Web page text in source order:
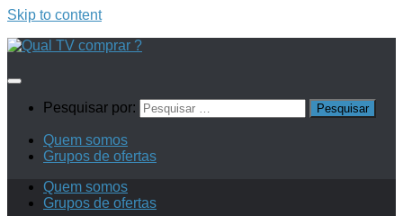
Skip to content
Pesquisar por:
Quem somos
Grupos de ofertas
Quem somos
Grupos de ofertas